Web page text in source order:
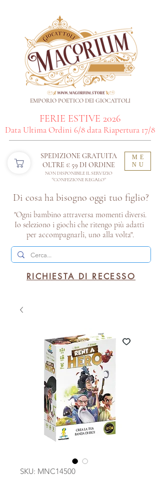
ME
NU
Di cosa ha bisogno oggi tuo figlio?
SPEDIZIONE GRATUITA
OLTRE € 59 DI ORDINE​
NON DISPONIBILE IL SERVIZIO
"CONFEZIONE REGALO"
"Ogni bambino attraversa momenti diversi.
Io seleziono i giochi che ritengo più adatti
per accompagnarli, uno alla volta".
EMPORIO POETICO DEI GIOCATTOLI
RICHIESTA DI RECESSO
FERIE ESTIVE 2026
Data Ultima Ordini 6/8 data Riapertura 17/8
SKU: MNC14500